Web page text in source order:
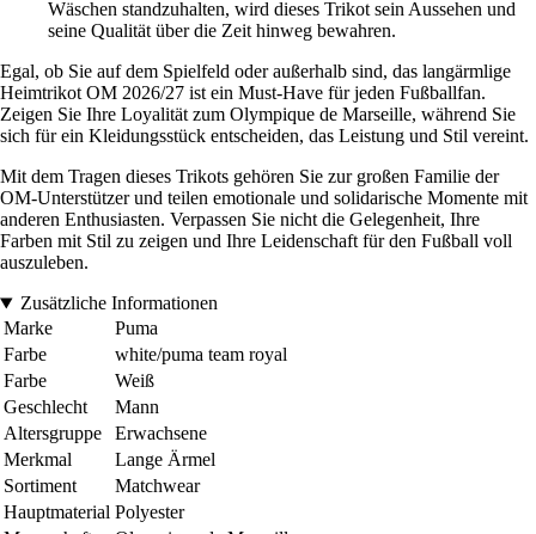
Wäschen standzuhalten, wird dieses Trikot sein Aussehen und
seine Qualität über die Zeit hinweg bewahren.
Egal, ob Sie auf dem Spielfeld oder außerhalb sind, das langärmlige
Heimtrikot OM 2026/27 ist ein Must-Have für jeden Fußballfan.
Zeigen Sie Ihre Loyalität zum Olympique de Marseille, während Sie
sich für ein Kleidungsstück entscheiden, das Leistung und Stil vereint.
Mit dem Tragen dieses Trikots gehören Sie zur großen Familie der
OM-Unterstützer und teilen emotionale und solidarische Momente mit
anderen Enthusiasten. Verpassen Sie nicht die Gelegenheit, Ihre
Farben mit Stil zu zeigen und Ihre Leidenschaft für den Fußball voll
auszuleben.
Zusätzliche Informationen
Marke
Puma
Farbe
white/puma team royal
Farbe
Weiß
Geschlecht
Mann
Altersgruppe
Erwachsene
Merkmal
Lange Ärmel
Sortiment
Matchwear
Hauptmaterial Polyester